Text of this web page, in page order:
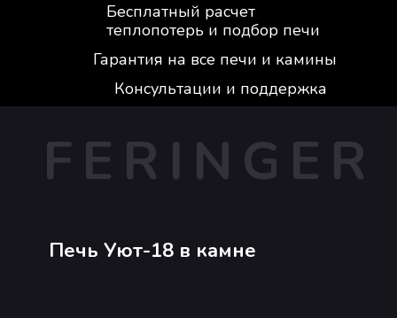
FERINGER
Бесплатный расчет
теплопотерь и подбор печи
Гарантия на все печи и камины
Консультации и поддержка
Печь Уют-18 в камне